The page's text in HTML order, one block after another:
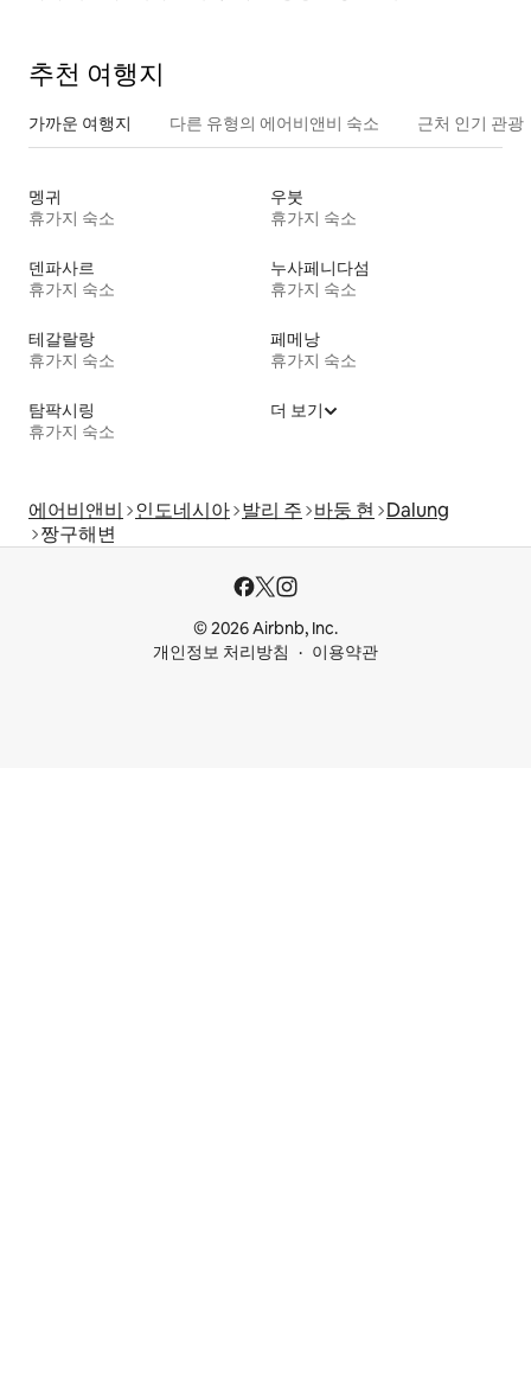
추천 여행지
가까운 여행지 다른 유형의 에어비앤비 숙소 근처 인기 관광
멩귀
휴가지 숙소
우붓
휴가지 숙소
덴파사르
휴가지 숙소
누사페니다섬
휴가지 숙소
테갈랄랑
휴가지 숙소
페메낭
휴가지 숙소
탐팍시링
휴가지 숙소
더 보기
에어비앤비 인도네시아 발리 주 바둥 현
Dalung
짱구해변
© 2026 Airbnb, Inc.
개인정보 처리방침
이용약관